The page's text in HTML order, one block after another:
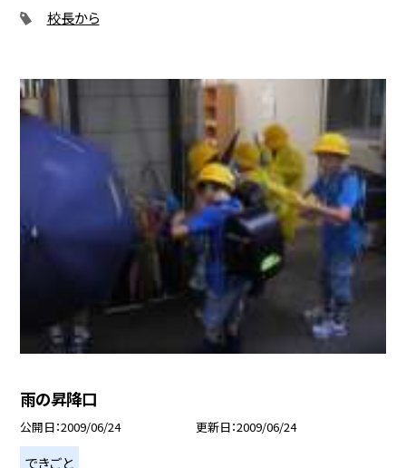
校長から
雨の昇降口
公開日 2009/06/24 更新日 2009/06/24
できごと